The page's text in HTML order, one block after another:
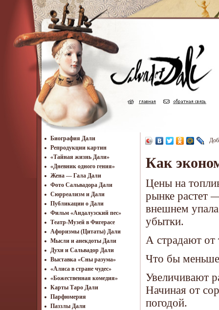
Биография Дали
Репродукции картин
«Тайная жизнь Дали»
«Дневник одного гения»
Жена — Гала Дали
Фото Сальвадора Дали
Cюрреализм и Дали
Публикации о Дали
Фильм «Андалузский пес»
Театр-Музей в Фигерасе
Афоризмы (Цитаты) Дали
Мысли и анекдоты Дали
Духи и Сальвадор Дали
Выставка «Сны разума»
«Алиса в стране чудес»
«Божественная комедия»
Карты Таро Дали
Парфюмерия
Паззлы Дали
Как
Цены на
рынке растет
внешнем
убытки.
А страдают от
Что бы меньше
Увеличивают
Начиная от
погодой.